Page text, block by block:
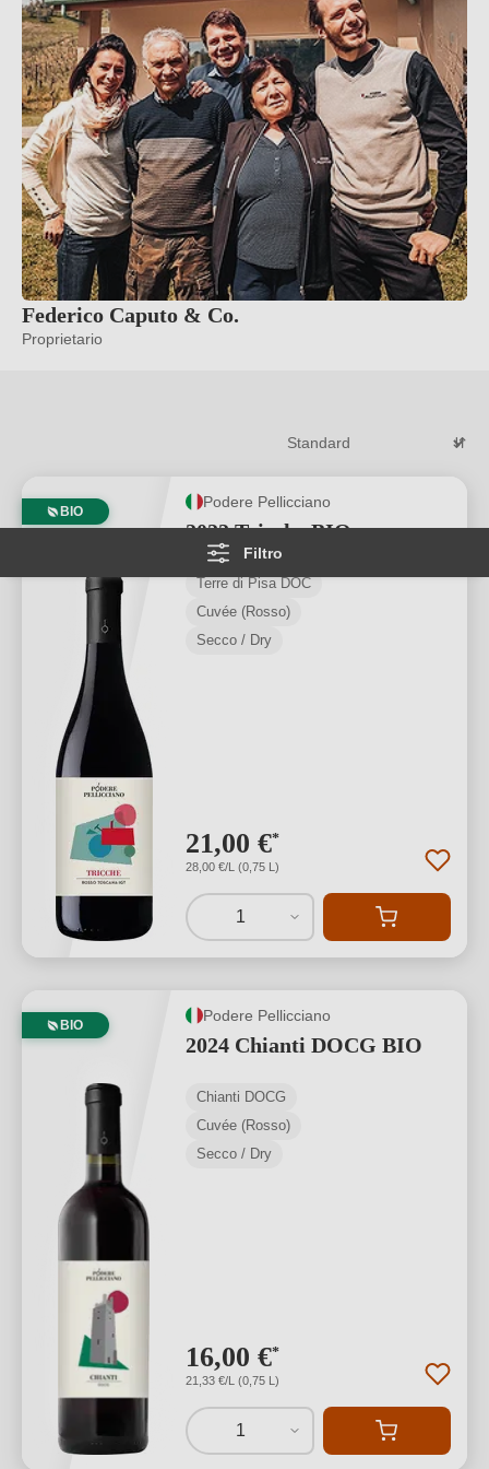
Federico Caputo & Co.
Proprietario
Filtro
BIO
Podere Pellicciano
2022 Tricche BIO
Terre di Pisa DOC
Cuvée (Rosso)
Secco / Dry
21,00 €*
28,00 €/L (0,75 L)
1
BIO
Podere Pellicciano
2024 Chianti DOCG BIO
Chianti DOCG
Cuvée (Rosso)
Secco / Dry
16,00 €*
21,33 €/L (0,75 L)
1